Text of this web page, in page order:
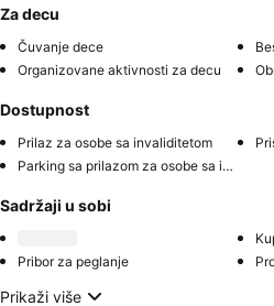
Za decu
Čuvanje dece
Organizovane aktivnosti za decu
Dostupnost
Prilaz za osobe sa invaliditetom
Parking sa prilazom za osobe sa invaliditetom
Sadržaji u sobi
Pribor za peglanje
Prikaži više